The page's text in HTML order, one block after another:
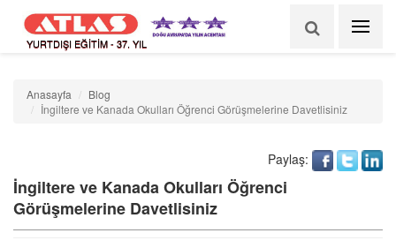
YURTDIŞI EĞİTİM - 37. YIL
Anasayfa
Blog
İngiltere ve Kanada Okulları Öğrenci Görüşmelerine Davetlisiniz
İngiltere ve Kanada Okulları Öğrenci
Görüşmelerine Davetlisiniz
Paylaş: